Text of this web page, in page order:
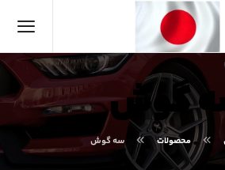
گوش
محصولات سه گوش